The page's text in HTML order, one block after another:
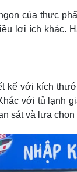
của thực
lợi ích khác.
kế với kích
với tủ lạnh
sát và lựa chọn